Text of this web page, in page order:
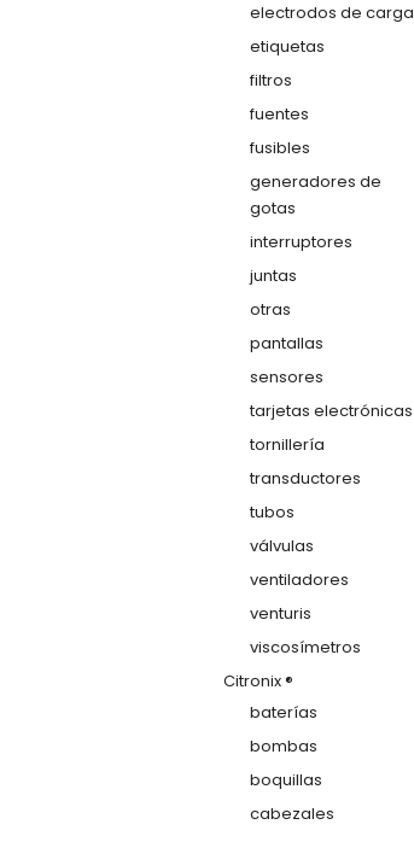
electrodos de carga
etiquetas
filtros
fuentes
fusibles
generadores de
gotas
interruptores
juntas
otras
pantallas
sensores
tarjetas electrónicas
tornillería
transductores
tubos
válvulas
ventiladores
venturis
viscosímetros
Citronix ®
baterías
bombas
boquillas
cabezales